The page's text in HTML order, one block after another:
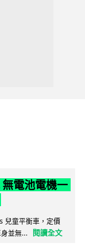
電池電機一
兒童平衡車，定價
並無...
閱讀全文